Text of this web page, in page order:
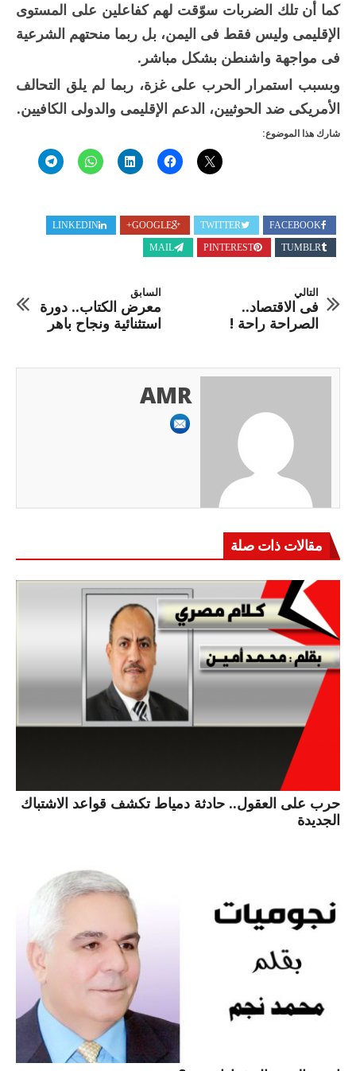
كما أن تلك الضربات سوّقت لهم كفاعلين على المستوى
الإقليمى وليس فقط فى اليمن، بل ربما منحتهم الشرعية
فى مواجهة واشنطن بشكل مباشر.
وبسبب استمرار الحرب على غزة، ربما لم يلق التحالف
الأمريكى ضد الحوثيين، الدعم الإقليمى والدولى الكافيين.
شارك هذا الموضوع:
FACEBOOK
TWITTER
GOOGLE+
LINKEDIN
TUMBLR
PINTEREST
MAIL
السابق
معرض الكتاب.. دورة
استثنائية ونجاح باهر
التالي
فى الاقتصاد..
الصراحة راحة !
AMR
مقالات ذات صلة
حرب على العقول.. حادثة دمياط تكشف قواعد الاشتباك
الجديدة